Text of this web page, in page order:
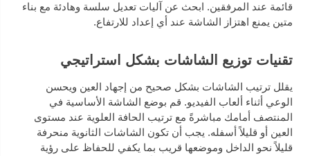
قائمة عند المرفقين. ابحث عن آليات تعديل سلسة وهادئة مع بناء
متين يمنع اهتزاز الشاشة عند أي إعداد للارتفاع.
تقنيات توزيع الشاشات بشكل استراتيجي
يقلل ترتيب الشاشات بشكل صحيح من إجهاد العين ويحسن
الوعي أثناء ألعاب الفيديو. قم بوضع الشاشة الأساسية في
المنتصف أمامك مباشرةً مع ترتيب الحافة العلوية عند مستوى
العين أو قليلاً أسفله. يجب أن تكون الشاشات الثانوية منحرفة
قليلاً نحو الداخل وموضعها قريب بما يكفي للحفاظ على رؤية